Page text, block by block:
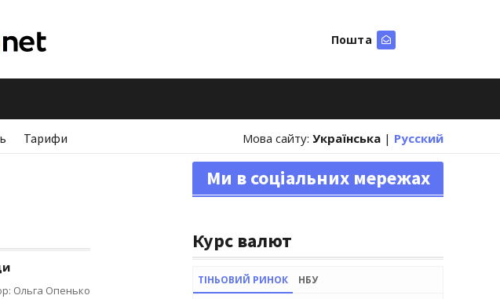
Пошта
Тарифи Мова сайту: Українська | Русский
Ольга Опенько
Ми в соціальних мережах
Курс валют
ТІНЬОВИЙ РИНОК НБУ